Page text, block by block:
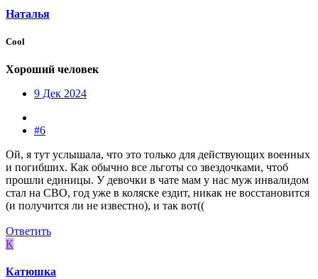
Наталья
Cool
Хороший человек
9 Дек 2024
#6
Ой, я тут услышала, что это только для действующих военных
и погибших. Как обычно все льготы со звездочками, чтоб
прошли единицы. У девочки в чате мам у нас муж инвалидом
стал на СВО, год уже в коляске ездит, никак не восстановится
(и получится ли не известно), и так вот((
Ответить
К
Катюшка